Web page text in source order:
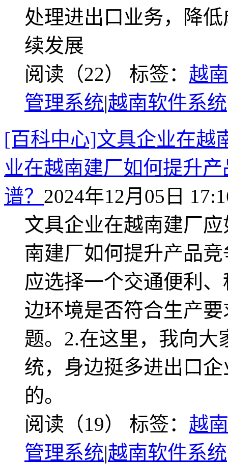
处理进出口业务，降
续发展
阅读（22） 标签： 越
管理系统|越南软件系统
[百科中心]文具企业在越
业在越南建厂如何提升
谱？ 2024年12月05日
文具企业在越南建厂
南建厂如何提升产品
应选择一个交通便利
边环境是否符合生产
题。2.在这里，我向
统，身边挺多进出口
的。
阅读（19） 标签： 越
管理系统|越南软件系统